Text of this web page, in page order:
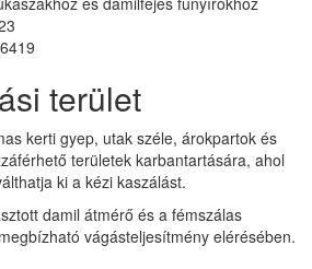
terület
kerti gyep, utak széle, árokpartok és
területek karbantartására, ahol
ki a kézi kaszálást.
damil átmérő és a fémszálas
vágásteljesítmény elérésében.